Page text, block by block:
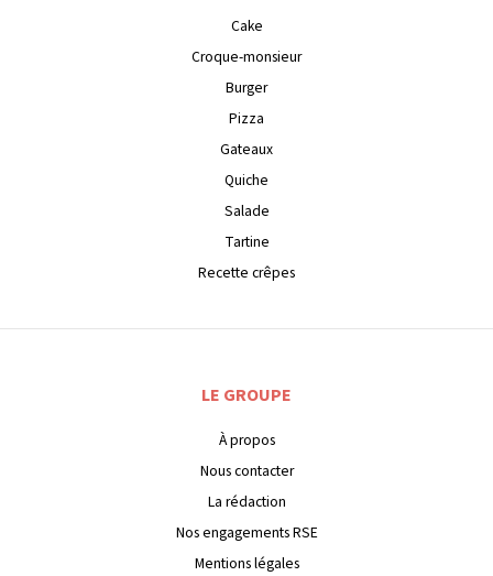
Cake
Croque-monsieur
Burger
Pizza
Gateaux
Quiche
Salade
Tartine
Recette crêpes
LE GROUPE
À propos
Nous contacter
La rédaction
Nos engagements RSE
Mentions légales